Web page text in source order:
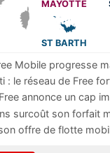
MAYOTTE
ST BARTH
Mobile progresse
: le réseau de Free
annonce un cap
surcoût son forfait
offre de flotte